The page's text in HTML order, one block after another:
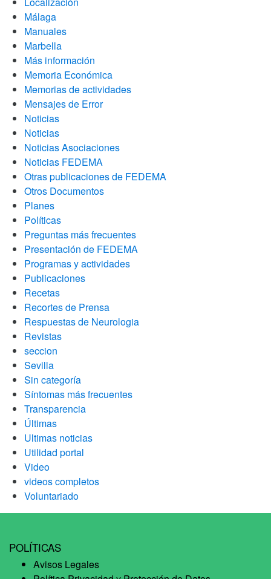
Málaga
Manuales
Marbella
Más información
Memoria Económica
Memorias de actividades
Mensajes de Error
Noticias
Noticias
Noticias Asociaciones
Noticias FEDEMA
Otras publicaciones de FEDEMA
Otros Documentos
Planes
Políticas
Preguntas más frecuentes
Presentación de FEDEMA
Programas y actividades
Publicaciones
Recetas
Recortes de Prensa
Respuestas de Neurologia
Revistas
seccion
Sevilla
Sin categoría
Síntomas más frecuentes
Transparencia
Últimas
Ultimas noticias
Utilidad portal
Video
videos completos
Voluntariado
POLÍTICAS
Avisos Legales